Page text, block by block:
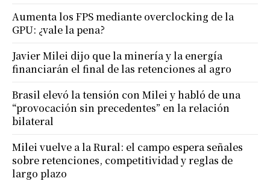
Aumenta los FPS mediante overclocking de la
GPU: ¿vale la pena?
Javier Milei dijo que la minería y la energía
financiarán el final de las retenciones al agro
Brasil elevó la tensión con Milei y habló de una
“provocación sin precedentes” en la relación
bilateral
Milei vuelve a la Rural: el campo espera señales
sobre retenciones, competitividad y reglas de
largo plazo